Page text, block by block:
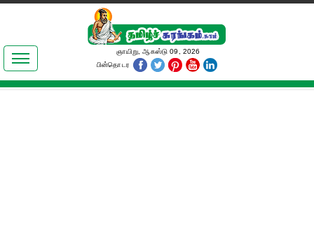
இலக்கியங்கள்
தமிழ் உலகம்
ஞாயிறு, ஆகஸ்டு 09, 2026
பின்தொடர